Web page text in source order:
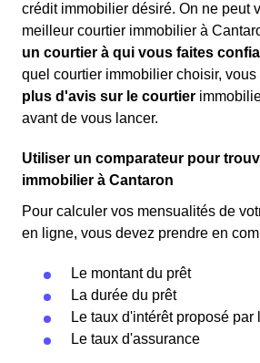
crédit immobilier désiré. On ne peut
meilleur courtier immobilier à
un courtier à qui vous faites
quel courtier immobilier choisir, vous
plus d'avis sur le courtier
avant de vous lancer.
Utiliser un comparateur pour
immobilier à Cantaron
Pour calculer vos mensualités de
en ligne, vous devez prendre en
Le montant du prêt
La durée du prêt
Le taux d'intérêt proposé par
Le taux d'assurance